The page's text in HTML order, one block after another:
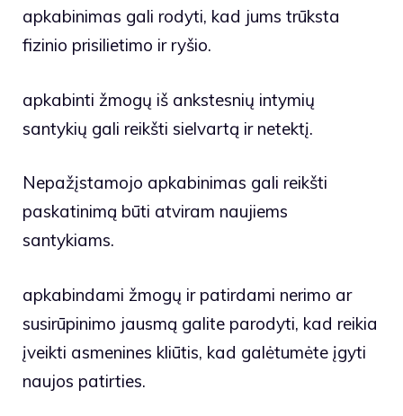
apkabinimas gali rodyti, kad jums trūksta
fizinio prisilietimo ir ryšio.
apkabinti žmogų iš ankstesnių intymių
santykių gali reikšti sielvartą ir netektį.
Nepažįstamojo apkabinimas gali reikšti
paskatinimą būti atviram naujiems
santykiams.
apkabindami žmogų ir patirdami nerimo ar
susirūpinimo jausmą galite parodyti, kad reikia
įveikti asmenines kliūtis, kad galėtumėte įgyti
naujos patirties.